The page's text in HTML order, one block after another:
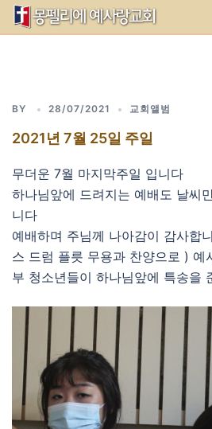
Skip
BY 28/07/2021 교회앨범
2021년 7월 25일 주일
무더운 7월 마지막주일 입니다
하나님앞에 드려지는 예배도 날씨
니다
예배하며 주님께 나아감이 감사합
스 드럼 플릇 무용과 찬양으로 ) 예
부 청소년들이 하나님앞에 특송을